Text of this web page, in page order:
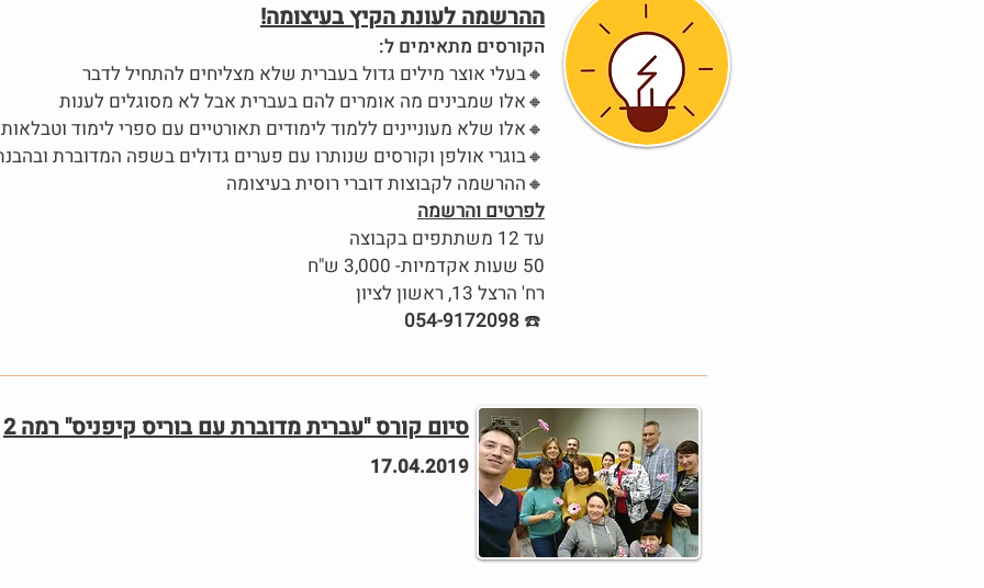
!ההרשמה לעונת הקיץ בעיצומה
:הקורסים מתאימים ל
בעלי אוצר מילים גדול בעברית שלא מצליחים להתחיל לדבר🔸
אלו שמבינים מה אומרים להם בעברית אבל לא מסוגלים לענות🔸
אלו שלא מעוניינים ללמוד לימודים תאורטיים עם ספרי לימוד וטבלאות דקדוק🔸
בוגרי אולפן וקורסים שנותרו עם פערים גדולים בשפה המדוברת ובהבנת העברית🔸
ההרשמה לקבוצות דוברי רוסית בעיצומה🔸
לפרטים והרשמה
עד 12 משתתפים בקבוצה
50 שעות אקדמיות- 3,000 ש"ח
רח' הרצל 13, ראשון לציון
054-9172098 ☎️
סיום קורס "עברית מדוברת עם בוריס קיפניס" רמה 2
17.04.2019